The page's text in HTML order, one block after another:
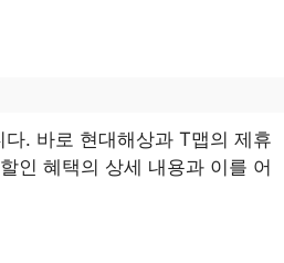
. 바로 현대해상과 T맵의 제휴
인 혜택의 상세 내용과 이를 어